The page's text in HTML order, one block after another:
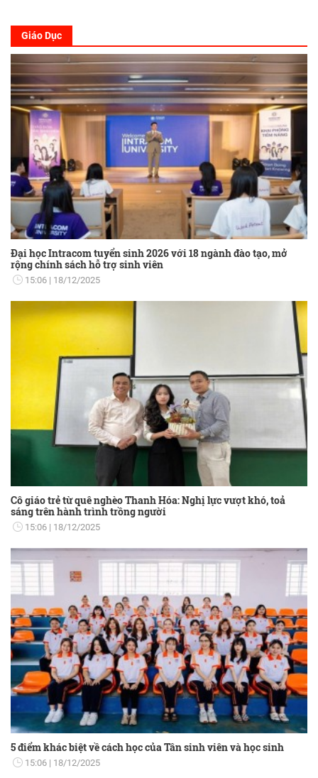
Giáo Dục
Đại học Intracom tuyển sinh 2026 với 18 ngành đào tạo, mở
rộng chính sách hỗ trợ sinh viên
15:06 18/12/2025
Cô giáo trẻ từ quê nghèo Thanh Hóa: Nghị lực vượt khó, toả
sáng trên hành trình trồng người
15:06 18/12/2025
5 điểm khác biệt về cách học của Tân sinh viên và học sinh
15:06 18/12/2025